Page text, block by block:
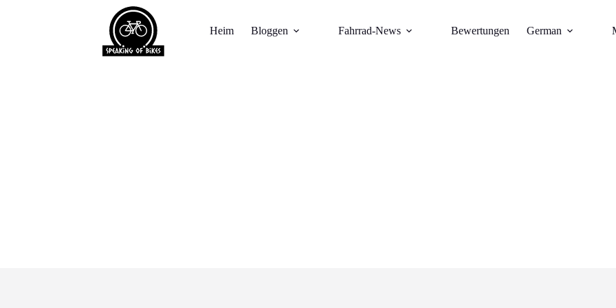
Heim Bloggen Fahrrad-News Bewertungen German